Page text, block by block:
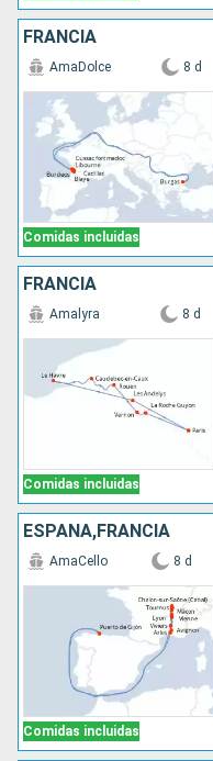
FRANCIA
Comidas incluidas
AmaDolce 8 d
FRANCIA
Comidas incluidas
Amalyra 8 d
ESPAÑA,FRANCIA
Comidas incluidas
AmaCello 8 d